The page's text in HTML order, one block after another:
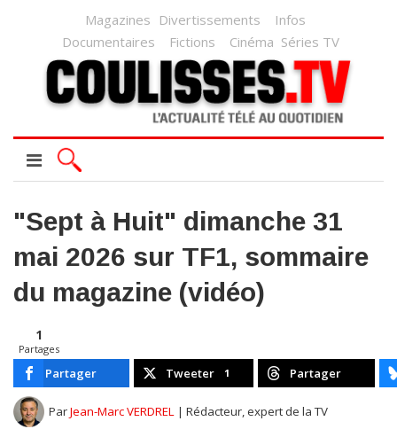
Magazines Divertissements
Infos
Documentaires
Fictions Cinéma Séries TV
"Sept à Huit" dimanche 31
mai 2026 sur TF1, sommaire
du magazine (vidéo)
1
Partages
Partager Tweeter 1 Partager
ParJean-Marc VERDREL | Rédacteur, expert de la TV